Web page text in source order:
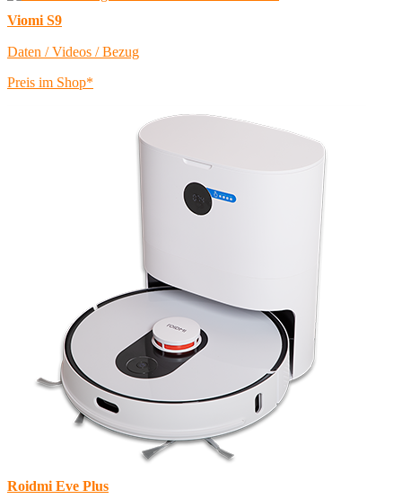
Viomi S9
Daten / Videos / Bezug
Preis im Shop*
Roidmi Eve Plus